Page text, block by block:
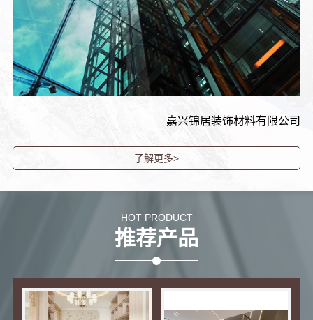
嘉兴锦居装饰材料有限公司
了解更多>
HOT PRODUCT
推荐产品